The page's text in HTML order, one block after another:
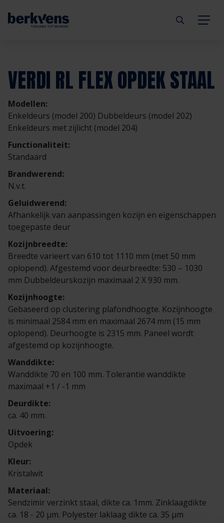
Deuren
Kozijnen
Hang- & sluitwerk
Diensten
Technische documentatie
Veelgestelde vragen
Eengezinswoning
Meergezinswoning
Utiliteitsgebouw
Prefab woning
Aannemer
Architect
Projectontwikkelaar
Handelspartner
Inbraakwerend
Brandwerend
Geluidwerend
Rookwerend
Duurzaamheid
Brochures
Technische documentatie
Veelgestelde vragen
mijndeur.nl
Webshop
Inspiratie
Verkooppunten
Veelgestelde vragen
Blog
Organisatie
Duurzaamheid
GND Garantiedeuren
Werken bij Berkvens
VERDI RL FLEX OPDEK STAAL
Modellen:
Enkeldeurs (model 200) Dubbeldeurs (model 202)
Enkeldeurs met zijlicht (model 204)
Functionaliteit:
Standaard
Brandwerend:
N.v.t.
Geluidwerend:
Afhankelijk van aanpassingen kozijn en eigenschappen
toegepaste deur
Kozijnbreedte:
Breedte varieert van 610 tot 1110 mm (met 50 mm
oplopend). Afgestemd voor deurbreedte: 530 – 1030
mm Dubbeldeurskozijn maximaal 2 X 930 mm.
Kozijnhoogte:
Gebaseerd op clustering plafondhoogte. Kozijnhoogte
is minimaal 2584 mm en maximaal 2674 mm (15 mm
oplopend). Deurhoogte is 2315 mm. Paneel wordt
afgestemd op kozijnhoogte.
Wanddikte:
Wanddikte 70 en 100 mm. Tolerantie wanddikte
maximaal +1 / -1 mm
Deurdikte:
ca. 40 mm.
Uitvoering:
Opdek
Kleur:
Kristalwit
Materiaal:
Sendzimir verzinkt staal, dikte ca. 1mm. Zinklaagdikte
ca. 18 - 20 µm. Polyester laklaag dikte ca. 35 µm